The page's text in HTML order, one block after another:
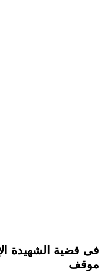
فى قضية الشهيدة
موقف